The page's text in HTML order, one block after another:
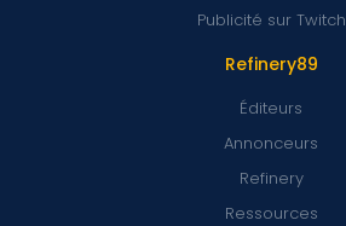
Refinery89
Éditeurs
Annonceurs
Refinery
Ressources
Publicité sur Twitch